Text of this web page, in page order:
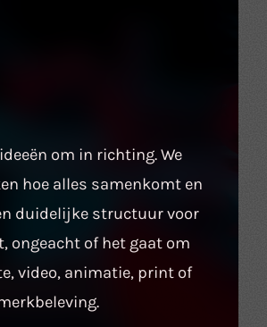
om in richting. We
hoe alles samenkomt en
duidelijke structuur voor
ongeacht of het gaat om
video, animatie, print of